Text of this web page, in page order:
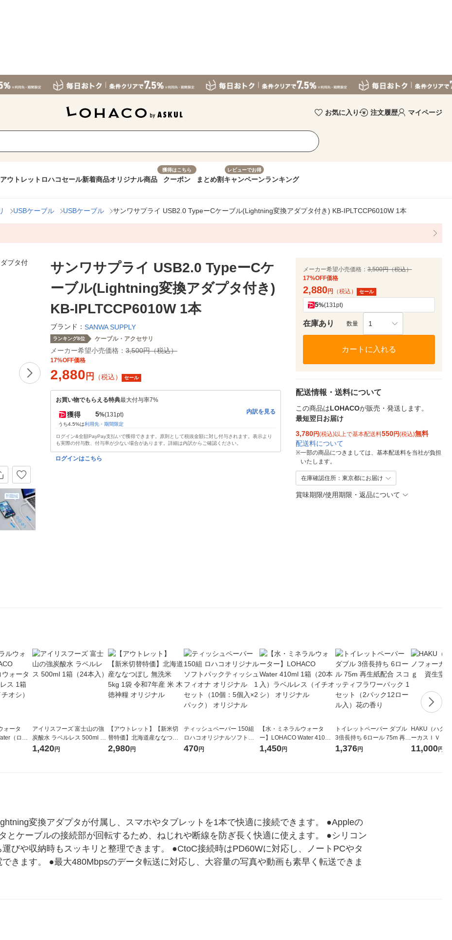
お気に入り 注文履歴 マイページ
アウトレット ロハコセール新着商品オリジナル商品
獲得はこちら
クーポン まとめ割
レビューでお得
キャンペーンランキング
USBケーブル USBケーブル サンワサプライ USB2.0 TypeーCケーブル(Lightning変換アダプタ付き) KB-IPLTCCP6010W 1本
サンワサプライ USB2.0 TypeーCケ
ーブル(Lightning変換アダプタ付き)
KB-IPLTCCP6010W 1本
ブランド： SANWA SUPPLY
ランキング8位 ケーブル・アクセサリ
メーカー希望小売価格： 3,500円（税込）
17%OFF価格
2,880 円 （税込） セール
お買い物でもらえる特典最大付与率7%
獲得 5%(131pt)
うち4.5%は利用先・期間限定
内訳を見る
ログイン&全額PayPay支払いで獲得できます。原則として税抜金額に対し付与されます。表示より
も実際の付与数、付与率が少ない場合があります。詳細は内訳からご確認ください。
ログインはこちら
メーカー希望小売価格： 3,500円（税込）
17%OFF価格
2,880円 （税込） セール
5%(131pt)
在庫あり 数量 1
カートに入れる
配送情報・送料について
この商品はLOHACOが販売・発送します。
最短翌日お届け
3,780円(税込)以上で基本配送料550円(税込)無料
配送料について
※一部の商品につきましては、基本配送料を当社が負担
いたします。
在庫確認住所：東京都にお届け
賞味期限/使用期限・返品について
ォータ
（ロハ
ラベルレ
アイリスフーズ 富士山の強
炭酸水 ラベルレス 500ml 1
箱（24本入）
1,420円
【アウトレット】【新米切
替特価】北海道産ななつぼ
し 無洗米 5kg 1袋 令和7年産
米 木徳神糧 オリジナル
2,980円
ティッシュペーパー 150組
ロハコオリジナルソフトパ
ックティッシュ フィオナ オ
470円
【水・ミネラルウォータ
ー】LOHACO Water 410ml
1箱（20本入）ラベルレス
（イチオシ） オリジナル
1,450円
トイレットペーパー ダブル
3倍長持ち 6ロール 75m 再生
紙配合 スコッティフラワー
パック 1セット（2パック12
1,376円
HAKU（ハク
ーカスＩＶ
堂 おまけ付き
11,000円
変換アダプタが付属し、スマホやタブレットを1本で快適に接続できます。 ●Appleの
とケーブルの接続部が回転するため、ねじれや断線を防ぎ長く快適に使えます。 ●シリコン
びや収納時もスッキリと整理できます。 ●CtoC接続時はPD60Wに対応し、ノートPCやタ
きます。 ●最大480Mbpsのデータ転送に対応し、大容量の写真や動画も素早く転送できま